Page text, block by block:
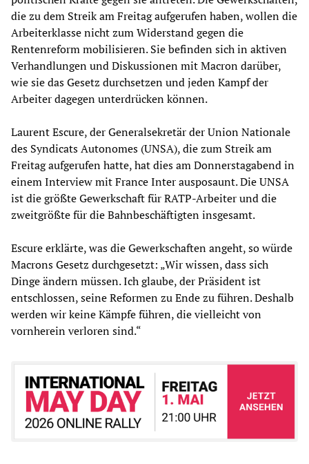
die zu dem Streik am Freitag aufgerufen haben, wollen die
Arbeiterklasse nicht zum Widerstand gegen die
Rentenreform mobilisieren. Sie befinden sich in aktiven
Verhandlungen und Diskussionen mit Macron darüber,
wie sie das Gesetz durchsetzen und jeden Kampf der
Arbeiter dagegen unterdrücken können.
Laurent Escure, der Generalsekretär der Union Nationale
des Syndicats Autonomes (UNSA), die zum Streik am
Freitag aufgerufen hatte, hat dies am Donnerstagabend in
einem Interview mit France Inter ausposaunt. Die UNSA
ist die größte Gewerkschaft für RATP-Arbeiter und die
zweitgrößte für die Bahnbeschäftigten insgesamt.
Escure erklärte, was die Gewerkschaften angeht, so würde
Macrons Gesetz durchgesetzt: „Wir wissen, dass sich
Dinge ändern müssen. Ich glaube, der Präsident ist
entschlossen, seine Reformen zu Ende zu führen. Deshalb
werden wir keine Kämpfe führen, die vielleicht von
vornherein verloren sind.“